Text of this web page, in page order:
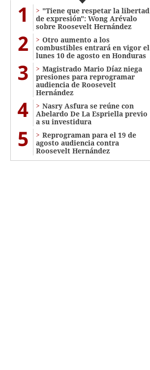
1
"Tiene que respetar la libertad
de expresión": Wong Arévalo
sobre Roosevelt Hernández
2
Otro aumento a los
combustibles entrará en vigor el
lunes 10 de agosto en Honduras
3
Magistrado Mario Díaz niega
presiones para reprogramar
audiencia de Roosevelt
Hernández
4
Nasry Asfura se reúne con
Abelardo De La Espriella previo
a su investidura
5
Reprograman para el 19 de
agosto audiencia contra
Roosevelt Hernández